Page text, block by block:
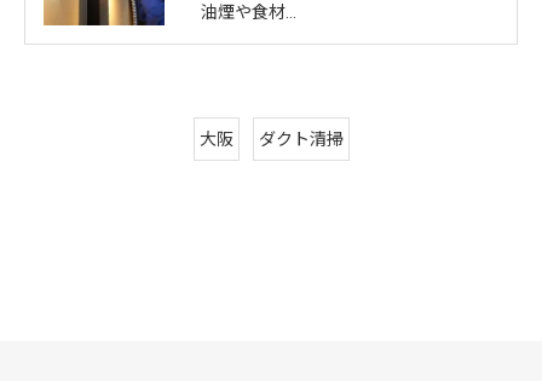
油煙や食材…
大阪 ダクト清掃